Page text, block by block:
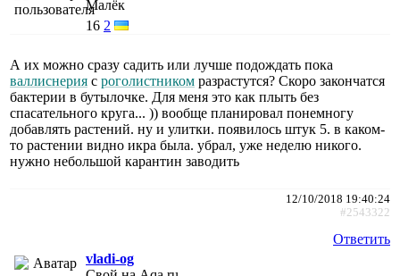
Малёк
16 2
А их можно сразу садить или лучше подождать пока
валлиснерия с роголистником разрастутся? Скоро закончатся
бактерии в бутылочке. Для меня это как плыть без
спасательного круга... )) вообще планировал понемногу
добавлять растений. ну и улитки. появилось штук 5. в каком-
то растении видно икра была. убрал, уже неделю никого.
нужно небольшой карантин заводить
12/10/2018 19:40:24
#2543322
Ответить
vladi-og